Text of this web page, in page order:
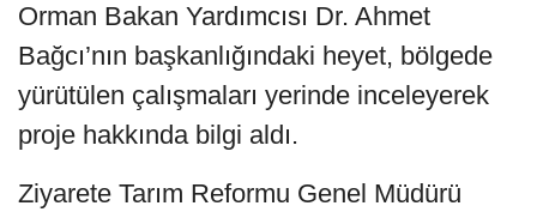
Orman Bakan Yardımcısı Dr. Ahmet
Bağcı’nın başkanlığındaki heyet, bölgede
yürütülen çalışmaları yerinde inceleyerek
proje hakkında bilgi aldı.
Ziyarete Tarım Reformu Genel Müdürü